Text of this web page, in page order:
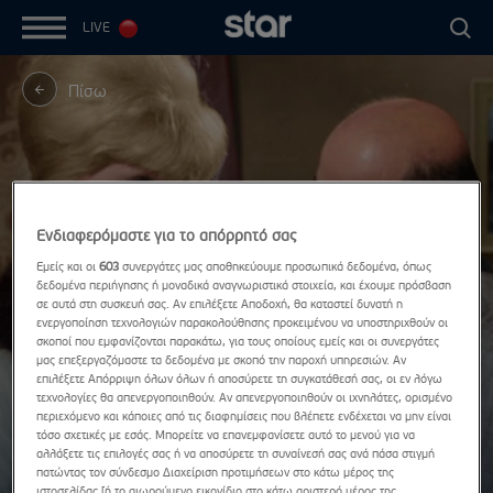
LIVE
Πίσω
Ενδιαφερόμαστε για το απόρρητό σας
Εμείς και οι603 συνεργάτες μας αποθηκεύουμε προσωπικά δεδομένα, όπως
δεδομένα περιήγησης ή μοναδικά αναγνωριστικά στοιχεία, και έχουμε πρόσβαση
σε αυτά στη συσκευή σας. Αν επιλέξετε Αποδοχή, θα καταστεί δυνατή η
ενεργοποίηση τεχνολογιών παρακολούθησης προκειμένου να υποστηριχθούν οι
σκοποί που εμφανίζονται παρακάτω, για τους οποίους εμείς και οι συνεργάτες
μας επεξεργαζόμαστε τα δεδομένα με σκοπό την παροχή υπηρεσιών. Αν
επιλέξετε Απόρριψη όλων όλων ή αποσύρετε τη συγκατάθεσή σας, οι εν λόγω
τεχνολογίες θα απενεργοποιηθούν. Αν απενεργοποιηθούν οι ιχνηλάτες, ορισμένο
περιεχόμενο και κάποιες από τις διαφημίσεις που βλέπετε ενδέχεται να μην είναι
τόσο σχετικές με εσάς. Μπορείτε να επανεμφανίσετε αυτό το μενού για να
αλλάξετε τις επιλογές σας ή να αποσύρετε τη συναίνεσή σας ανά πάσα στιγμή
πατώντας τον σύνδεσμο Διαχείριση προτιμήσεων στο κάτω μέρος της